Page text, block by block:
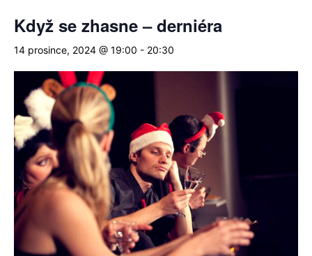
Když se zhasne – derniéra
14 prosince, 2024 @ 19:00 - 20:30